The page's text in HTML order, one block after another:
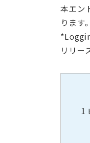
本エン
ります。
リリー
1